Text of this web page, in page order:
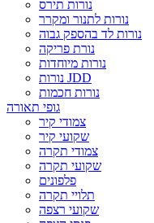
נורות תירס
נורות לתנור ומקרר
נורות לד בהספק גבוה
נורת פריקה
נורות מיוחדות
נורות JDD
נורות חכמות
גופי תאורה
צמודי קיר
שקועי קיר
צמודי תקרה
שקועי תקרה
פלפונים
תלויי תקרה
שקועי רצפה